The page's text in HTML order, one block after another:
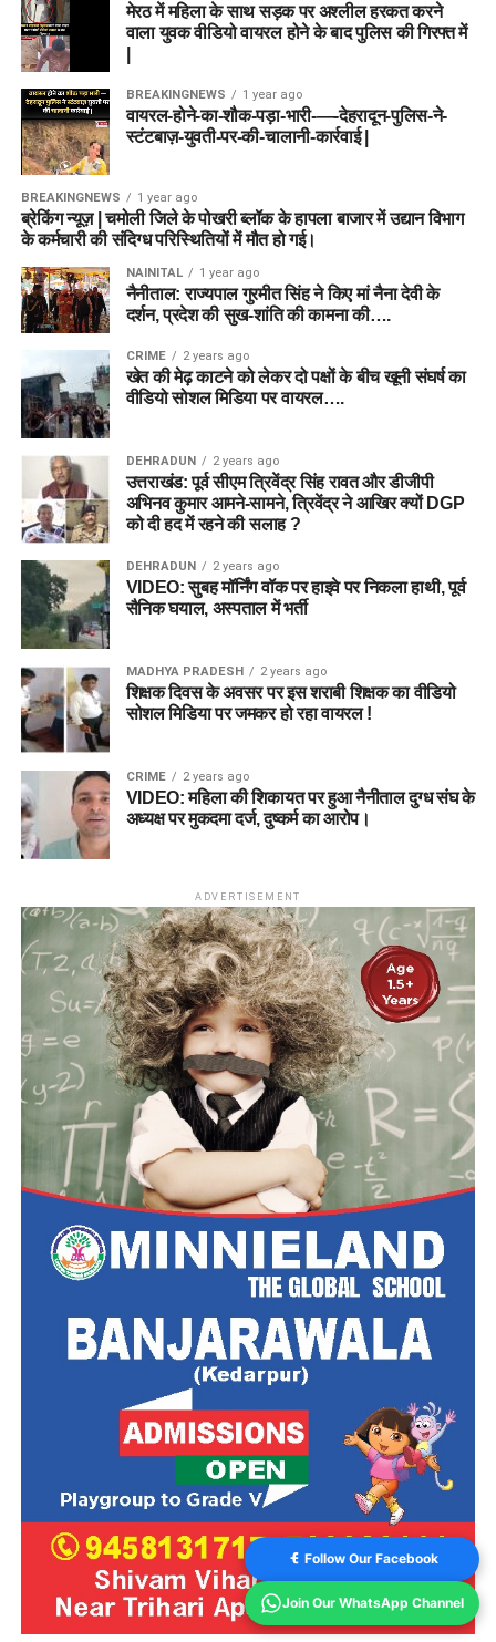
मेरठ में महिला के साथ सड़क पर अश्लील हरकत करने
वाला युवक वीडियो वायरल होने के बाद पुलिस की गिरफ्त में
BREAKINGNEWS 1 year ago
वायरल-होने-का-शौक-पड़ा-भारी-—-देहरादून-पुलिस-ने-
स्टंटबाज़-युवती-पर-की-चालानी-कार्रवाई |
BREAKINGNEWS 1 year ago
ब्रेकिंग न्यूज़ | चमोली जिले के पोखरी ब्लॉक के हापला बाजार में उद्यान विभाग
के कर्मचारी की संदिग्ध परिस्थितियों में मौत हो गई।
NAINITAL 1 year ago
नैनीताल: राज्यपाल गुरमीत सिंह ने किए मां नैना देवी के
दर्शन, प्रदेश की सुख-शांति की कामना की….
CRIME 2 years ago
खेत की मेढ़ काटने को लेकर दो पक्षों के बीच खूनी संघर्ष का
वीडियो सोशल मिडिया पर वायरल….
DEHRADUN 2 years ago
उत्तराखंड: पूर्व सीएम त्रिवेंद्र सिंह रावत और डीजीपी
अभिनव कुमार आमने-सामने, त्रिवेंद्र ने आखिर क्यों DGP
को दी हद में रहने की सलाह ?
DEHRADUN 2 years ago
VIDEO: सुबह मॉर्निंग वॉक पर हाइवे पर निकला हाथी, पूर्व
सैनिक घयाल, अस्पताल में भर्ती
MADHYA PRADESH 2 years ago
शिक्षक दिवस के अवसर पर इस शराबी शिक्षक का वीडियो
सोशल मिडिया पर जमकर हो रहा वायरल !
CRIME 2 years ago
VIDEO: महिला की शिकायत पर हुआ नैनीताल दुग्ध संघ के
अध्यक्ष पर मुकदमा दर्ज, दुष्कर्म का आरोप।
ADVERTISEMENT
Follow Our Facebook
Join Our WhatsApp Channel